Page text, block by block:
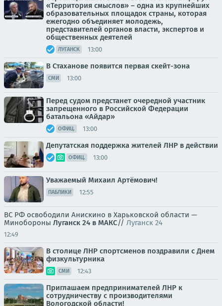
«Территория смыслов» – одна из крупнейших
образовательных площадок страны, которая
ежегодно объединяет молодежь,
представителей органов власти, экспертов и
общественных деятелей
ЛУГАНСК 13:00
В Стаханове появится первая скейт-зона
СМИ 13:00
Перед судом предстанет очередной участник
запрещенного в Российской Федерации
батальона «Айдар»
ОФИЦ. 13:00
Депутатская поддержка жителей ЛНР в действии
ОФИЦ. 13:00
Уважаемый Михаил Артёмович!
ПАБЛИКИ 12:55
ВС РФ освободили Анискино в Харьковской области —
Минобороны Луганск 24 в МАКС// Луганск 24
12:49
В столице ЛНР спортсменов поздравили с Днем
физкультурника
СМИ 12:43
Приглашаем предпринимателей ЛНР к
сотрудничеству с производителями
Вологодской области!